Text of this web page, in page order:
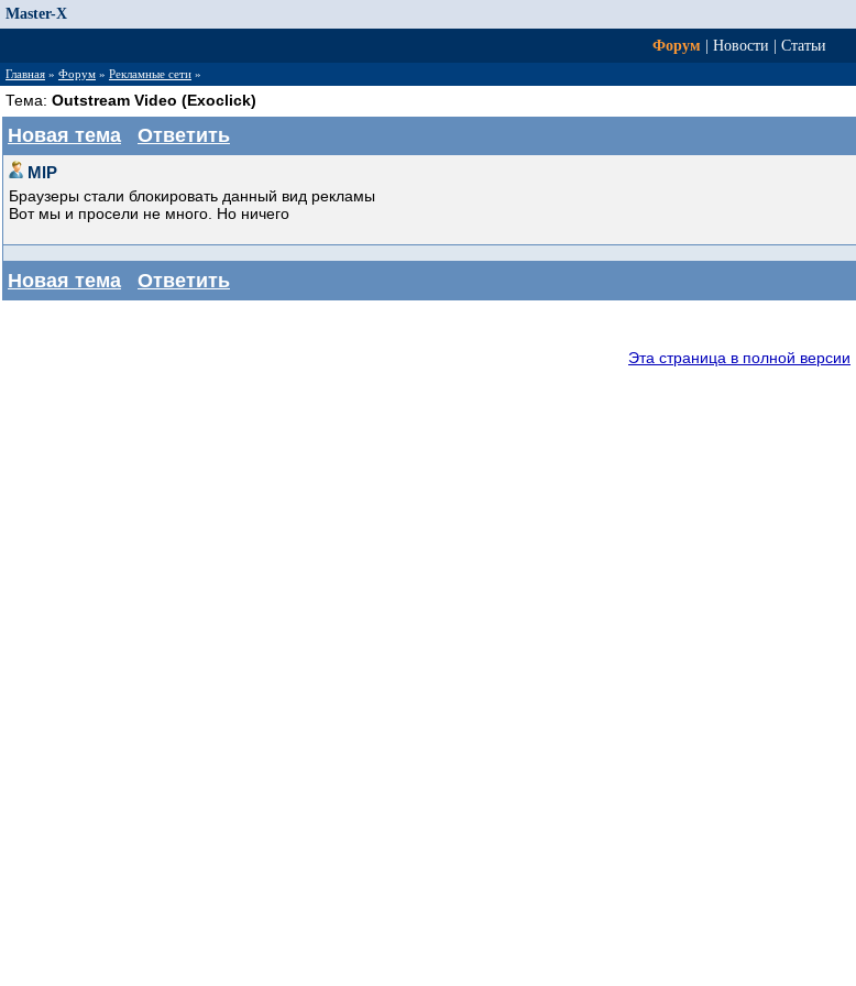
Master-X
Форум
Новости Статьи
Главная » Форум » Рекламные сети »
Тема: Outstream Video (Exoclick)
Новая тема Ответить
MlP
Браузеры стали блокировать данный вид рекламы
Вот мы и просели не много. Но ничего
Новая тема Ответить
Эта страница в полной версии